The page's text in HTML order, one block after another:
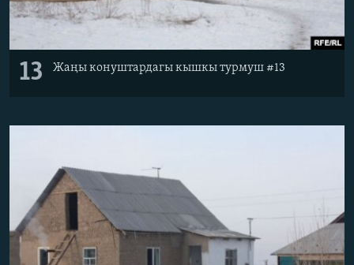
13 Жаңы конуштардагы кышкы турмуш #13